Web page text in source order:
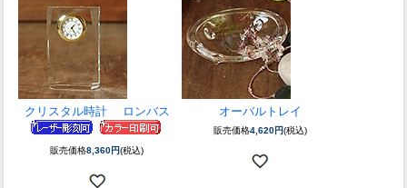
クリスタル時計 ロンバス
販売価格8,360円(税込)
オーバルトレイ
販売価格4,620円(税込)